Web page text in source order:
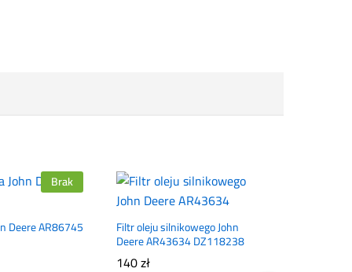
Brak
Deere AR86745 Filtr oleju silnikowego John
Deere AR43634 DZ118238
140zł